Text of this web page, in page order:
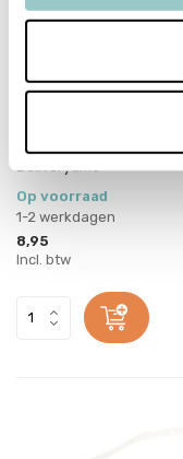
Little Dutch
Deliverytime
Op voorraad
1-2 werkdagen
8,95
Incl. btw